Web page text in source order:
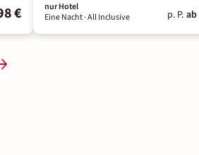
€
nur Hotel
Eine Nacht· All Inclusive p. P. ab